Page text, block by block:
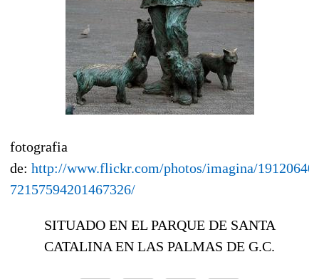
fotografia
de: http://www.flickr.com/photos/imagina/
72157594201467326/
SITUADO EN EL PARQUE DE SANTA
CATALINA EN LAS PALMAS DE G.C.